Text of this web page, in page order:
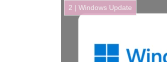
2 | Windows Update